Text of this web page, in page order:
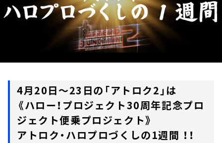
4月20日～23日の「アトロク2」は
《ハロー！プロジェクト30周年記念プロ
ジェクト便乗プロジェクト》
アトロク・ハロプロづくしの1週間 ！！